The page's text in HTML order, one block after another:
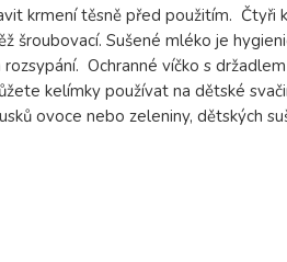
krmení těsně před použitím. Čtyři
šroubovací. Sušené mléko je
Ochranné víčko s
kelímky používat na dětské
ovoce nebo zeleniny, dětských